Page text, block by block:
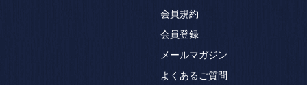
会員規約
会員登録
メールマガジン
よくあるご質問